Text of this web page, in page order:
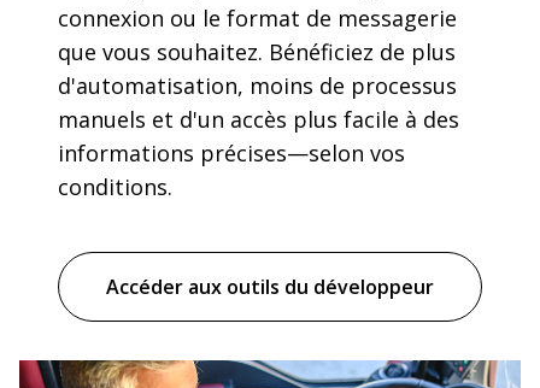
connexion ou le format de messagerie
que vous souhaitez. Bénéficiez de plus
d'automatisation, moins de processus
manuels et d'un accès plus facile à des
informations précises—selon vos
conditions.
Accéder aux outils du développeur